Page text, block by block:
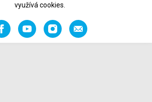
využívá cookies.
FacebookYouTubeInstagramNapište
nám